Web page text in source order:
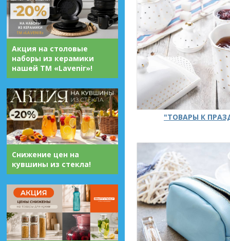
Акция на столовые
наборы из керамики
нашей ТМ «Lavenir»!
Снижение цен на
кувшины из стекла!
"ТОВАРЫ К